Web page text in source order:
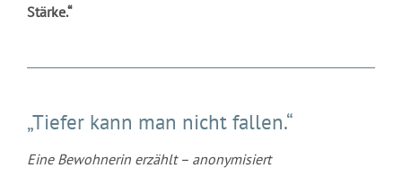
Stärke.“
„Tiefer kann man nicht fallen.“
Eine Bewohnerin erzählt – anonymisiert